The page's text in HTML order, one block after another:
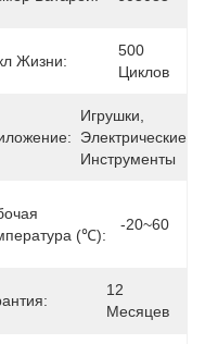
Жизни:
500
Циклов
Игрушки,
Электрические
Инструменты
(℃):
-20~60
12
Месяцев